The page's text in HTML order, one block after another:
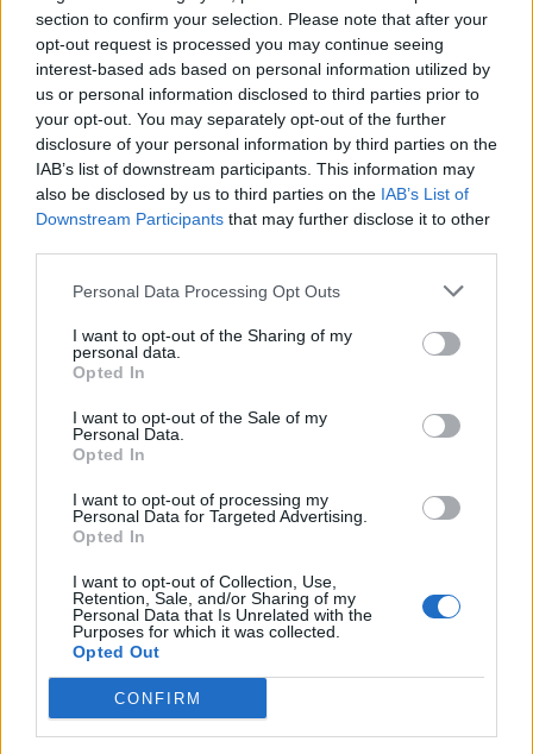
section to confirm your selection. Please note that after your
opt-out request is processed you may continue seeing
interest-based ads based on personal information utilized by
us or personal information disclosed to third parties prior to
your opt-out. You may separately opt-out of the further
disclosure of your personal information by third parties on the
IAB’s list of downstream participants. This information may
also be disclosed by us to third parties on the IAB’s List of
Downstream Participants that may further disclose it to other
Personal Data Processing Opt Outs
I want to opt-out of the Sharing of my
personal data.
Opted In
I want to opt-out of the Sale of my
Personal Data.
Opted In
I want to opt-out of processing my
Personal Data for Targeted Advertising.
Opted In
I want to opt-out of Collection, Use,
Retention, Sale, and/or Sharing of my
Personal Data that Is Unrelated with the
Purposes for which it was collected.
Opted Out
CONFIRM
HiLight ονομάζεται τελικά το Pixel Glow
ByΓΙΏΡΓΟΣ ΓΡΊΒΑΣ 2 ημέρες ago
Σε εντυπωσιακή απόχρωση “Dune” το Pixel 11
Pro XL
ByΓΙΏΡΓΟΣ ΓΡΊΒΑΣ 3 ημέρες ago
4 ημέρες ago
Η πιο ταξιδιάρικη βαλίτσα του φετινού
By ΓΙΏΡΓΟΣ ΓΡΊΒΑΣ
Η Vodafone στηρίζει τους συνδρομητές της στο
Ρέθυμνο
ΕΤΙΚΕΤΕΣ